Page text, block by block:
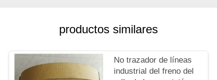
PRIVACY
POLICY
productos similares
No trazador de líneas
industrial del freno del